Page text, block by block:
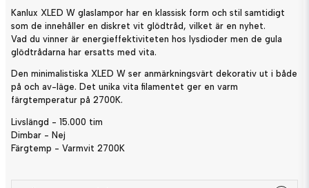
Kanlux XLED W glaslampor har en klassisk form och stil samtidigt
som de innehåller en diskret vit glödtråd, vilket är en nyhet.
Vad du vinner är energieffektiviteten hos lysdioder men de gula
glödtrådarna har ersatts med vita.
Den minimalistiska XLED W ser anmärkningsvärt dekorativ ut i både
på och av-läge. Det unika vita filamentet ger en varm
färgtemperatur på 2700K.
Livslängd - 15.000 tim
Dimbar - Nej
Färgtemp - Varmvit 2700K